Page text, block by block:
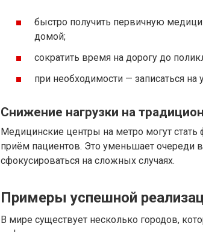
быстро получить первичную
домой;
сократить время на дорогу до
при необходимости — записаться
Снижение нагрузки на
Медицинские центры на метро могут
приём пациентов. Это уменьшает очереди
сфокусироваться на сложных случаях.
Примеры успешной
В мире существует несколько городов,